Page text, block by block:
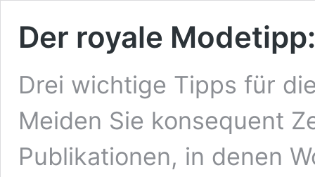
Der royale
Drei wichtige Tipps für
Meiden Sie konsequent
Publikationen, in denen